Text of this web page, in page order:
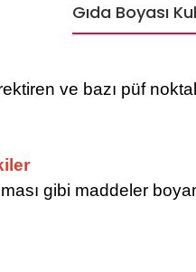
Gıda Boyası
ve bazı püf
gibi maddeler